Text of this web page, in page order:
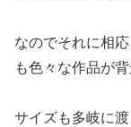
なのでそれに相
も色々な作品が
サイズも多岐に